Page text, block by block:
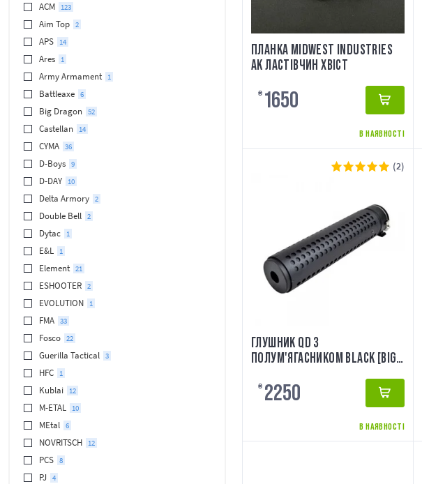
ACM 123
Aim Top 2
APS 14
Ares 1
Army Armament 1
Battleaxe 6
Big Dragon 52
Castellan 14
CYMA 36
D-Boys 9
D-DAY 10
Delta Armory 2
Double Bell 2
Dytac 1
E&L 1
Element 21
ESHOOTER 2
EVOLUTION 1
FMA 33
Fosco 22
Guerilla Tactical 3
HFC 1
Kublai 12
M-ETAL 10
MEtal 6
NOVRITSCH 12
PCS 8
PJ 4
ПЛАНКА MIDWEST INDUSTRIES
AK ЛАСТІВЧИН ХВІСТ
₴ 1650
В НАЯВНОСТІ
(2)
ГЛУШНИК QD З
ПОЛУМ'ЯГАСНИКОМ BLACK [BIG
₴ 2250
В НАЯВНОСТІ